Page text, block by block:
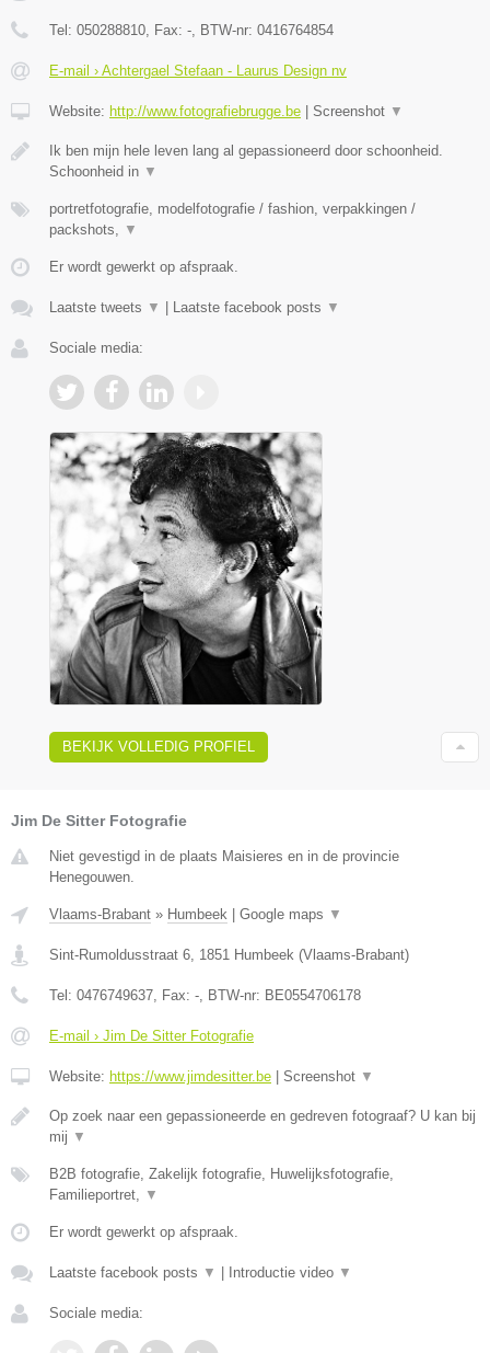
Tel: 050288810 , Fax: - , BTW-nr: 0416764854
E-mail › Achtergael Stefaan - Laurus Design nv
Website: http://www.fotografiebrugge.be Screenshot ▼
Ik ben mijn hele leven lang al gepassioneerd door schoonheid.
Schoonheid in ▼
portretfotografie, modelfotografie / fashion, verpakkingen /
packshots,
▼
Er wordt gewerkt op afspraak.
Laatste tweets ▼ Laatste facebook posts ▼
Sociale media:
BEKIJK VOLLEDIG PROFIEL
Jim De Sitter Fotografie
Niet gevestigd in de plaats Maisieres en in de provincie
Henegouwen.
Vlaams-Brabant » Humbeek Google maps ▼
Sint-Rumoldusstraat 6 1851 Humbeek (Vlaams-Brabant)
Tel: 0476749637 , Fax: - , BTW-nr: BE0554706178
E-mail › Jim De Sitter Fotografie
Website: https://www.jimdesitter.be Screenshot ▼
Op zoek naar een gepassioneerde en gedreven fotograaf? U kan bij
mij ▼
B2B fotografie, Zakelijk fotografie, Huwelijksfotografie,
Familieportret,
▼
Er wordt gewerkt op afspraak.
Laatste facebook posts ▼ Introductie video ▼
Sociale media: